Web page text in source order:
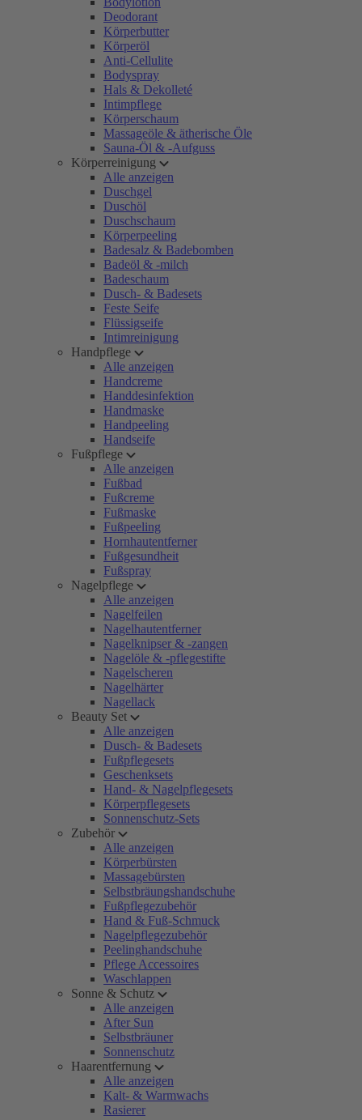
Deodorant
Körperbutter
Körperöl
Anti-Cellulite
Bodyspray
Hals & Dekolleté
Intimpflege
Körperschaum
Massageöle & ätherische Öle
Sauna-Öl & -Aufguss
Körperreinigung
Alle anzeigen
Duschgel
Duschöl
Duschschaum
Körperpeeling
Badesalz & Badebomben
Badeöl & -milch
Badeschaum
Dusch- & Badesets
Feste Seife
Flüssigseife
Intimreinigung
Handpflege
Alle anzeigen
Handcreme
Handdesinfektion
Handmaske
Handpeeling
Handseife
Fußpflege
Alle anzeigen
Fußbad
Fußcreme
Fußmaske
Fußpeeling
Hornhautentferner
Fußgesundheit
Fußspray
Nagelpflege
Alle anzeigen
Nagelfeilen
Nagelhautentferner
Nagelknipser & -zangen
Nagelöle & -pflegestifte
Nagelscheren
Nagelhärter
Nagellack
Beauty Set
Alle anzeigen
Dusch- & Badesets
Fußpflegesets
Geschenksets
Hand- & Nagelpflegesets
Körperpflegesets
Sonnenschutz-Sets
Zubehör
Alle anzeigen
Körperbürsten
Massagebürsten
Selbstbräungshandschuhe
Fußpflegezubehör
Hand & Fuß-Schmuck
Nagelpflegezubehör
Peelinghandschuhe
Pflege Accessoires
Waschlappen
Sonne & Schutz
Alle anzeigen
After Sun
Selbstbräuner
Sonnenschutz
Haarentfernung
Alle anzeigen
Kalt- & Warmwachs
Rasierer